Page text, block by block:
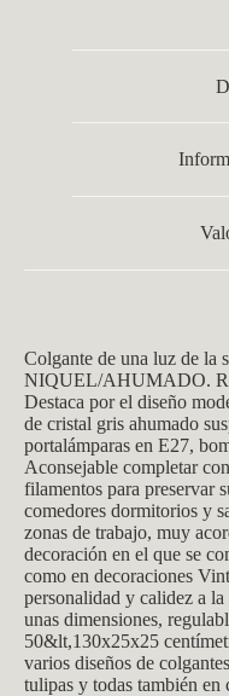
Colgante de una luz de la
NIQUEL/AHUMADO.
Destaca por el diseño
de cristal gris ahumado
portalámparas en E27,
Aconsejable completar
filamentos para preservar
comedores dormitorios y
zonas de trabajo, muy
decoración en el que se
como en decoraciones
personalidad y calidez a
unas dimensiones,
50&lt,130x25x25
varios diseños de
tulipas y todas también en